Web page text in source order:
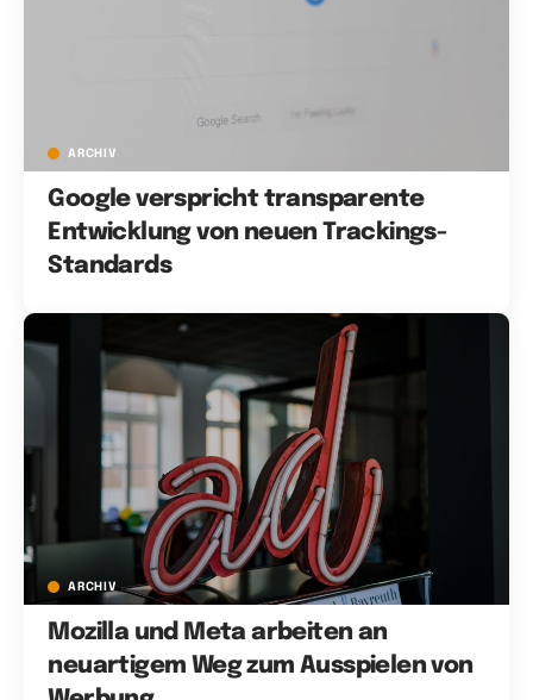
ARCHIV
Google verspricht transparente
Entwicklung von neuen Trackings-
Standards
ARCHIV
Mozilla und Meta arbeiten an
neuartigem Weg zum Ausspielen von